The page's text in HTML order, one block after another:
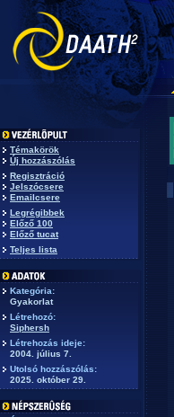
Témakörök
Új hozzászólás
Regisztráció
Jelszócsere
Emailcsere
Legrégibbek
Előző 100
Előző tucat
Teljes lista
Kategória:
Gyakorlat
Létrehozó:
Siphersh
Létrehozás ideje:
2004. július 7.
Utolsó hozzászólás:
2025. október 29.